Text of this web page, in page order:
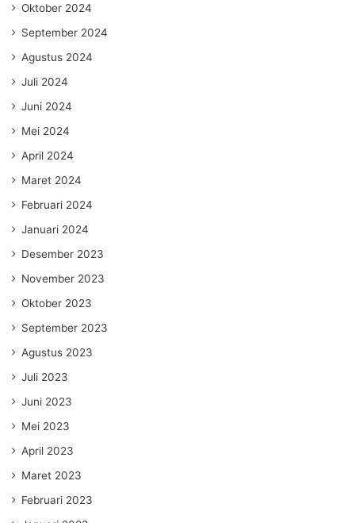
Oktober 2024
September 2024
Agustus 2024
Juli 2024
Juni 2024
Mei 2024
April 2024
Maret 2024
Februari 2024
Januari 2024
Desember 2023
November 2023
Oktober 2023
September 2023
Agustus 2023
Juli 2023
Juni 2023
Mei 2023
April 2023
Maret 2023
Februari 2023